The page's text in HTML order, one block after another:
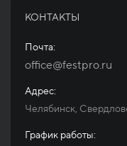
КОНТАКТЫ
Почта:
office@festpro.ru
Адрес:
Челябинск,
График работы: